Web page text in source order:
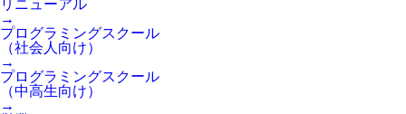
リニューアル
→
プログラミングスクール
（社会人向け）
→
プログラミングスクール
（中高生向け）
→